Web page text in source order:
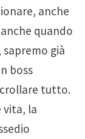
anche
quando
già
boss
tutto.
vita, la